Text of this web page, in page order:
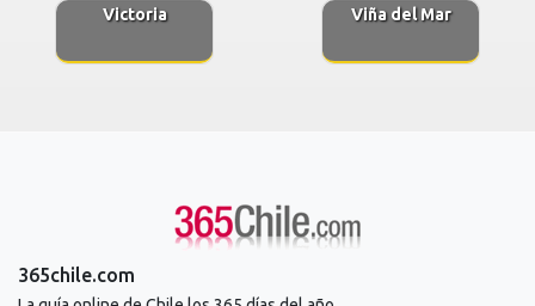
Victoria Viña del Mar
365chile.com